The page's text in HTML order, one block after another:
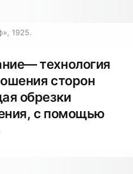
1925.
технология
сторон
обрезки
с помощью